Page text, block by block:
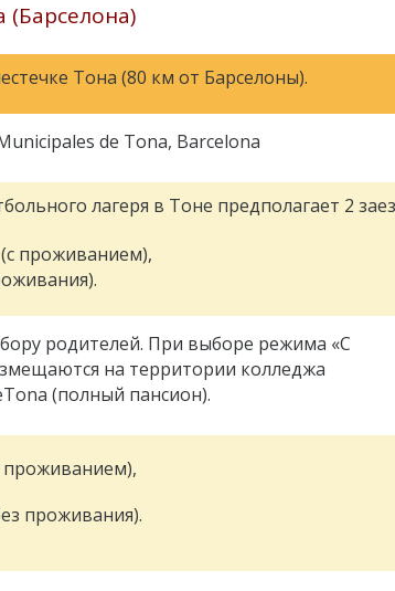
(Барселона)
Тона (80 км от Барселоны).
de Tona, Barcelona
лагеря в Тоне предполагает 2
проживанием),
родителей. При выборе режима «С
на территории колледжа
(полный пансион).
проживанием),
проживания).